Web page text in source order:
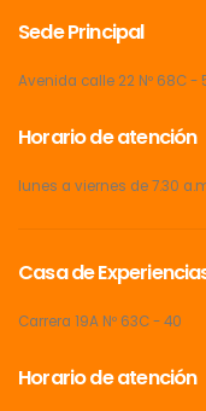
Sede Principal
Avenida calle 22 Nº 68C -
Horario de atención
lunes a viernes de 7.30
Casa de
Carrera 19A Nº 63C - 40
Horario de atención